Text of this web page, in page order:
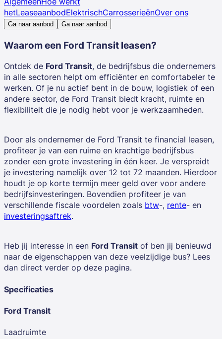
hetLeaseaanbodElektrischCarrosserieënOver ons
Ga naar aanbod Ga naar aanbod
Waarom een Ford Transit leasen?
Ontdek de Ford Transit, de bedrijfsbus die ondernemers
in alle sectoren helpt om efficiënter en comfortabeler te
werken. Of je nu actief bent in de bouw, logistiek of een
andere sector, de Ford Transit biedt kracht, ruimte en
flexibiliteit die je nodig hebt voor je werkzaamheden.
Door als ondernemer de Ford Transit te financial leasen,
profiteer je van een ruime en krachtige bedrijfsbus
zonder een grote investering in één keer. Je verspreidt
je investering namelijk over 12 tot 72 maanden. Hierdoor
houdt je op korte termijn meer geld over voor andere
bedrijfsinvesteringen. Bovendien profiteer je van
verschillende fiscale voordelen zoals btw-, rente- en
investeringsaftrek.
Heb jij interesse in een Ford Transit of ben jij benieuwd
naar de eigenschappen van deze veelzijdige bus? Lees
dan direct verder op deze pagina.
Specificaties
Ford Transit
Laadruimte